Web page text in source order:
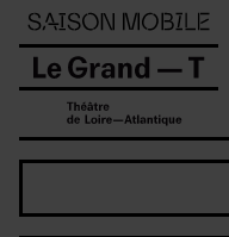
Panneau de gestion des